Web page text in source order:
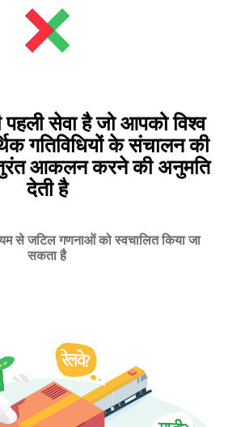
सेवा है जो आपको विश्व
गतिविधियों के संचालन की
तुरंत आकलन करने की अनुमति
देती है
से जटिल गणनाओं को स्वचालित किया जा
सकता है